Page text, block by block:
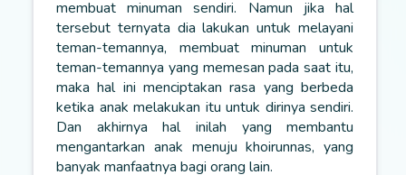
membuat minuman sendiri. Namun jika hal
tersebut ternyata dia lakukan untuk melayani
teman-temannya, membuat minuman untuk
teman-temannya yang memesan pada saat itu,
maka hal ini menciptakan rasa yang berbeda
ketika anak melakukan itu untuk dirinya sendiri.
Dan akhirnya hal inilah yang membantu
mengantarkan anak menuju khoirunnas, yang
banyak manfaatnya bagi orang lain.